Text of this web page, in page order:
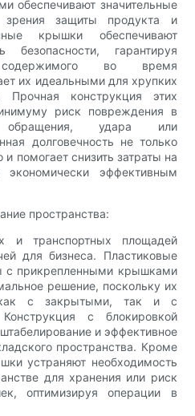
обеспечивают значительные
защиты продукта и
крышки обеспечивают
безопасности, гарантируя
во время
их идеальными для хрупких
конструкция этих
риск повреждения в
обращения, удара или
долговечность не только
помогает снизить затраты на
эффективным
пространства:
и транспортных площадей
для бизнеса. Пластиковые
с прикрепленными крышками
решение, поскольку их
как с закрытыми, так и с
с блокировкой
и эффективное
пространства. Кроме
устраняют необходимость
для хранения или риск
оптимизируя операции в